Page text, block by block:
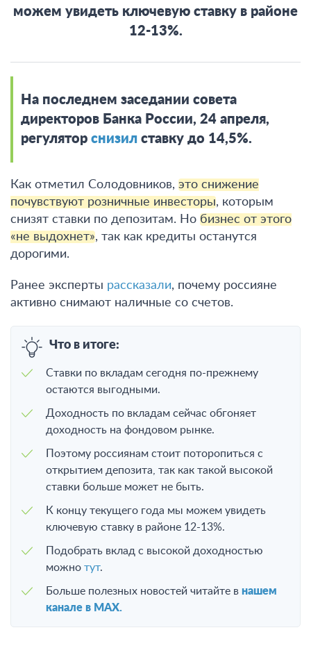
можем увидеть ключевую ставку в районе
12-13%.
На последнем заседании совета
директоров Банка России, 24 апреля,
регулятор снизил ставку до 14,5%.
Как отметил Солодовников, это снижение
почувствуют розничные инвесторы, которым
снизят ставки по депозитам. Но бизнес от этого
«не выдохнет», так как кредиты останутся
дорогими.
Ранее эксперты рассказали, почему россияне
активно снимают наличные со счетов.
Что в итоге:
Ставки по вкладам сегодня по-прежнему
остаются выгодными.
Доходность по вкладам сейчас обгоняет
доходность на фондовом рынке.
Поэтому россиянам стоит поторопиться с
открытием депозита, так как такой высокой
ставки больше может не быть.
К концу текущего года мы можем увидеть
ключевую ставку в районе 12-13%.
Подобрать вклад с высокой доходностью
можно тут.
Больше полезных новостей читайте в нашем
канале в MAX.